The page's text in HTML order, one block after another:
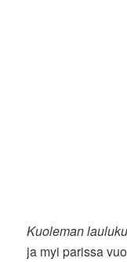
Kuoleman
ja myi parissa